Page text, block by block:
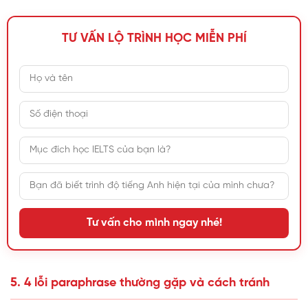
TƯ VẤN LỘ TRÌNH HỌC MIỄN PHÍ
Tư vấn cho mình ngay nhé!
5. 4 lỗi paraphrase thường gặp và cách tránh